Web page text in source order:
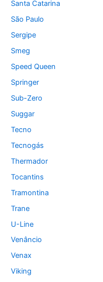
Santa Catarina
São Paulo
Sergipe
Smeg
Speed Queen
Springer
Sub-Zero
Suggar
Tecno
Tecnogás
Thermador
Tocantins
Tramontina
Trane
U-Line
Venâncio
Venax
Viking